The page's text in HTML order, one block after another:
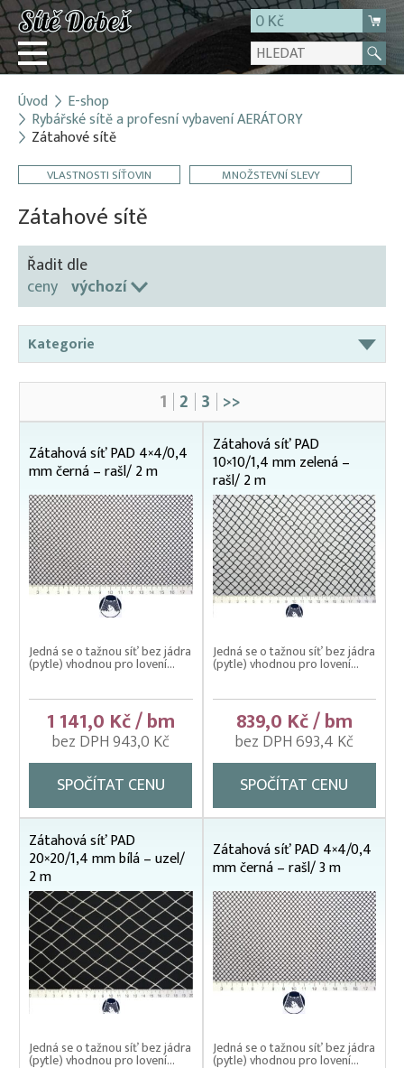
0 Kč
Přihlásit
Registrace
E-shop
O firmě
Kontakt
Úvod E-shop
Rybářské sítě a profesní vybavení AERÁTORY
Zátahové sítě
VLASTNOSTI SÍŤOVIN MNOŽSTEVNÍ SLEVY
Zátahové sítě
Řadit dle
ceny výchozí
Kategorie
Čeřeny hospodářské
Kesery a saky na ryby
Kolíbky – klecové plovoucí odchovny
Kolíbky – krycí sítě na kolíbky
Kolíbky/haltýře – dvojitý plovoucí rám
Kolíbky/haltýře – jednoduchý plovoucí rám
Krycí sítě na kádě a bazény
Lodě pracovní
Lodní motory závěsné Honda
Násady na kesery a saky
Nevody
Nosítka na ryby, rukávy na nošení
Odchovné bazény a žlaby
Planktonové (uhelonové) vybavení
Podložní sítě
Pomocné rybářské vybavení
Prubní ploty
Přebírka kaprová
1 2 3 >>
Zátahová síť PAD 4×4/0,4
mm černá – rašl/ 2 m
Jedná se o tažnou síť bez jádra
(pytle) vhodnou pro lovení...
1 141,0 Kč / bm
bez DPH 943,0 Kč
SPOČÍTAT CENU
Zátahová síť PAD
10×10/1,4 mm zelená –
rašl/ 2 m
Jedná se o tažnou síť bez jádra
(pytle) vhodnou pro lovení...
839,0 Kč / bm
bez DPH 693,4 Kč
SPOČÍTAT CENU
Zátahová síť PAD
20×20/1,4 mm bílá – uzel/
2 m
Jedná se o tažnou síť bez jádra
(pytle) vhodnou pro lovení...
Zátahová síť PAD 4×4/0,4
mm černá – rašl/ 3 m
Jedná se o tažnou síť bez jádra
(pytle) vhodnou pro lovení...